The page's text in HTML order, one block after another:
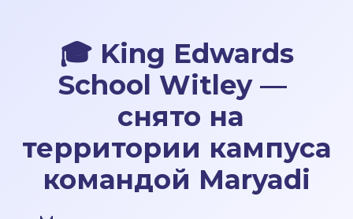
🎓 King Edwards
School Witley —
снято на
территории кампуса
командой Maryadi